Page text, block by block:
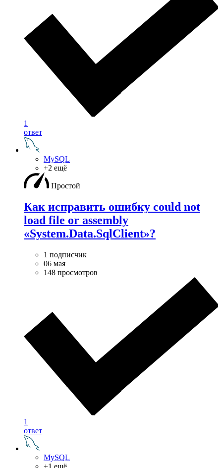
1
ответ
MySQL
+2 ещё
Простой
Как исправить ошибку could not
load file or assembly
«System.Data.SqlClient»?
1 подписчик
06 мая
148 просмотров
1
ответ
MySQL
+1 ещё